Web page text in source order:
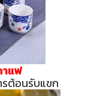
าแฟ
ต้อนรับแขก